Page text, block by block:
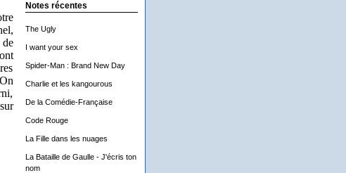
Notes récentes
The Ugly
I want your sex
Spider-Man : Brand New Day
Charlie et les kangourous
De la Comédie-Française
Code Rouge
La Fille dans les nuages
La Bataille de Gaulle - J'écris ton
nom